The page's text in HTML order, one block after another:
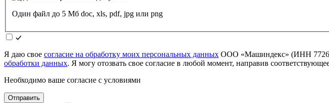
Один файл до 5 Мб doc, xls, pdf, jpg или png
Я даю свое согласие на обработку моих персональных данных ООО «Машиндекс» (ИНН
обработки данных. Я могу отозвать свое согласие в любой момент, направив
Необходимо ваше согласие с условиями
Отправить